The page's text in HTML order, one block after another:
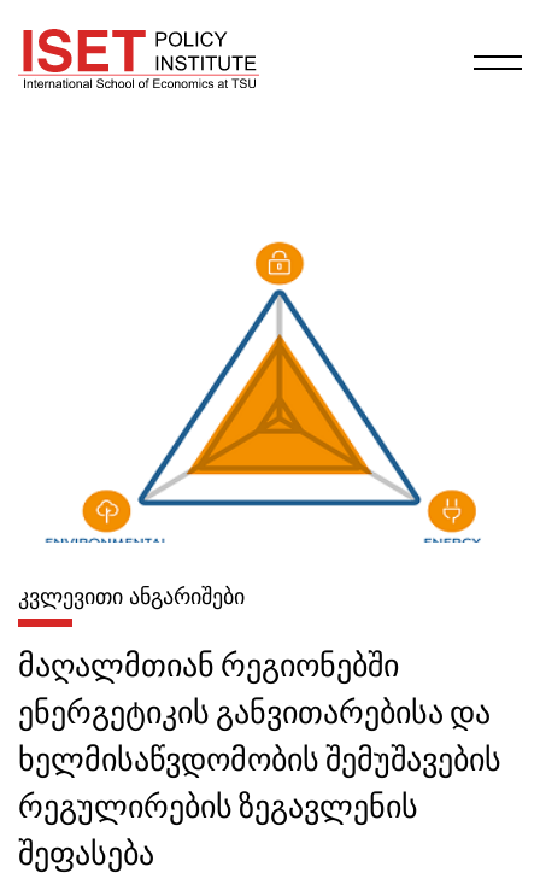
ᲙᲕᲚᲔᲕᲘᲗᲘ ᲐᲜᲒᲐᲠᲘᲨᲔᲑᲘ
მაღალმთიან რეგიონებში
ენერგეტიკის განვითარებისა და
ხელმისაწვდომობის შემუშავების
რეგულირების ზეგავლენის
შეფასება